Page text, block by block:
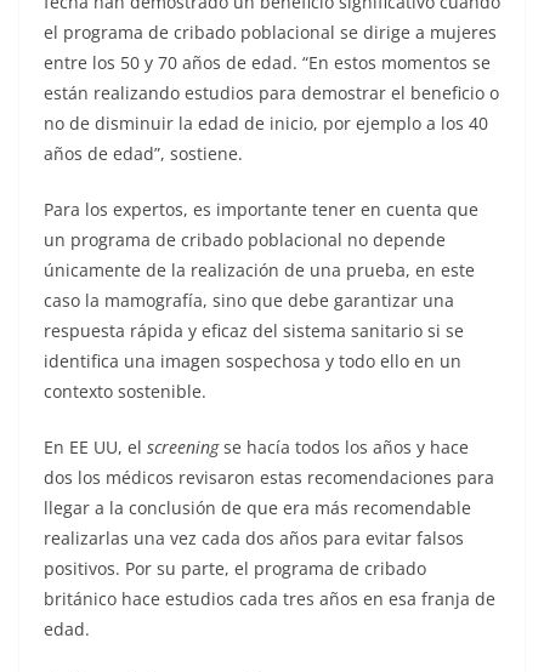
el programa de cribado poblacional se dirige a mujeres
entre los 50 y 70 años de edad. “En estos momentos se
están realizando estudios para demostrar el beneficio o
no de disminuir la edad de inicio, por ejemplo a los 40
años de edad”, sostiene.
Para los expertos, es importante tener en cuenta que
un programa de cribado poblacional no depende
únicamente de la realización de una prueba, en este
caso la mamografía, sino que debe garantizar una
respuesta rápida y eficaz del sistema sanitario si se
identifica una imagen sospechosa y todo ello en un
contexto sostenible.
En EE UU, el screeningse hacía todos los años y hace
dos los médicos revisaron estas recomendaciones para
llegar a la conclusión de que era más recomendable
realizarlas una vez cada dos años para evitar falsos
positivos. Por su parte, el programa de cribado
británico hace estudios cada tres años en esa franja de
edad.